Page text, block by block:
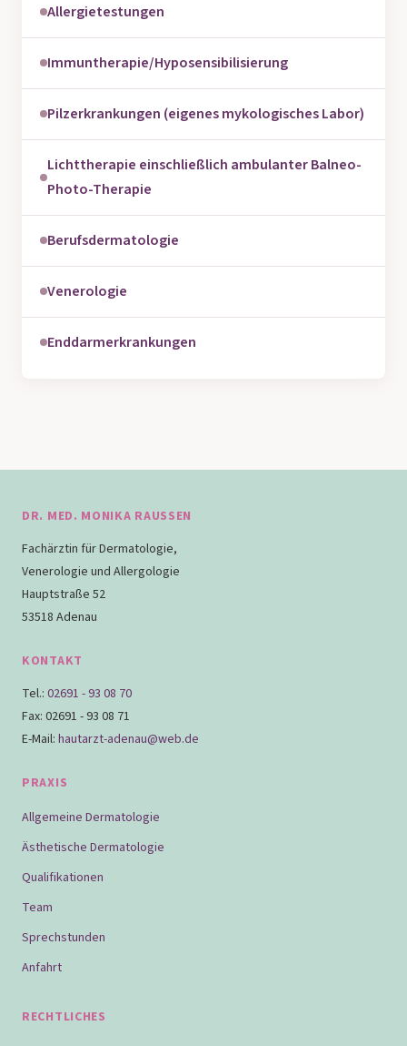
Allergietestungen
Immuntherapie/Hyposensibilisierung
Pilzerkrankungen (eigenes mykologisches Labor)
Lichttherapie einschließlich ambulanter Balneo-
Photo-Therapie
Berufsdermatologie
Venerologie
Enddarmerkrankungen
DR. MED. MONIKA RAUSSEN
Fachärztin für Dermatologie,
Venerologie und Allergologie
Hauptstraße 52
53518 Adenau
KONTAKT
Tel.: 02691 - 93 08 70
Fax: 02691 - 93 08 71
E-Mail: hautarzt-adenau@web.de
PRAXIS
Allgemeine Dermatologie
Ästhetische Dermatologie
Qualifikationen
Team
Sprechstunden
Anfahrt
RECHTLICHES